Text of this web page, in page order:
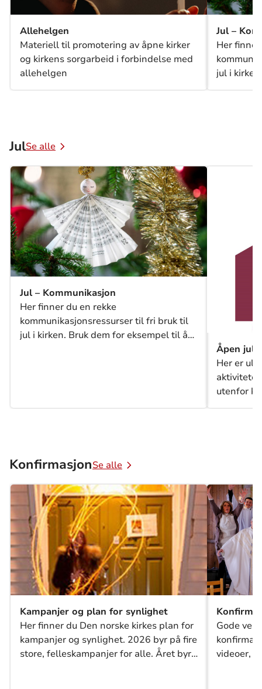
Allehelgen
Materiell til promotering av åpne kirker
og kirkens sorgarbeid i forbindelse med
allehelgen
Jul –
Her
jul i
invitere
JulSe alle
Jul – Kommunikasjon
Her finner du en rekke
kommunikasjonsressurser til fri bruk til
jul i kirken. Bruk dem for eksempel til å
Åpen
Her er
utenfor
tilpasses
KonfirmasjonSe alle
Kampanjer og plan for synlighet
Her finner du Den norske kirkes plan for
kampanjer og synlighet. 2026 byr på fire
store, felleskampanjer for alle. Året byr
Gode
videoer,